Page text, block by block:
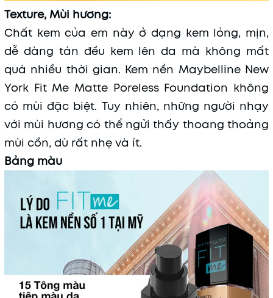
Texture, Mùi hương:
Chất kem của em này ở dạng kem lỏng, mịn,
dễ dàng tán đều kem lên da mà không mất
quá nhiều thời gian. Kem nền Maybelline New
York Fit Me Matte Poreless Foundation không
có mùi đặc biệt. Tuy nhiên, những người nhạy
với mùi hương có thể ngửi thấy thoang thoảng
mùi cồn, dù rất nhẹ và ít.
Bảng màu